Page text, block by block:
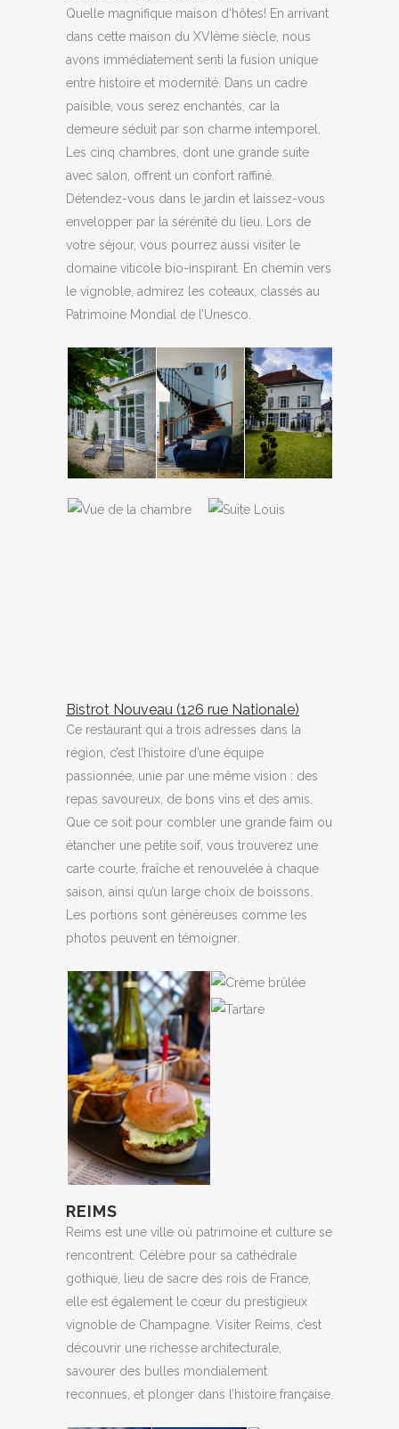
Quelle magnifique maison d’hôtes! En arrivant
dans cette maison du XVIème siècle, nous
avons immédiatement senti la fusion unique
entre histoire et modernité. Dans un cadre
paisible, vous serez enchantés, car la
demeure séduit par son charme intemporel.
Les cinq chambres, dont une grande suite
avec salon, offrent un confort raffiné.
Détendez-vous dans le jardin et laissez-vous
envelopper par la sérénité du lieu. Lors de
votre séjour, vous pourrez aussi visiter le
domaine viticole bio-inspirant. En chemin vers
le vignoble, admirez les coteaux, classés au
Patrimoine Mondial de l’Unesco.
Bistrot Nouveau (126 rue Nationale)
Ce restaurant qui a trois adresses dans la
région, c’est l’histoire d’une équipe
passionnée, unie par une même vision : des
repas savoureux, de bons vins et des amis.
Que ce soit pour combler une grande faim ou
étancher une petite soif, vous trouverez une
carte courte, fraîche et renouvelée à chaque
saison, ainsi qu’un large choix de boissons.
Les portions sont généreuses comme les
photos peuvent en témoigner.
REIMS
Reims est une ville où patrimoine et culture se
rencontrent. Célèbre pour sa cathédrale
gothique, lieu de sacre des rois de France,
elle est également le cœur du prestigieux
vignoble de Champagne. Visiter Reims, c’est
découvrir une richesse architecturale,
savourer des bulles mondialement
reconnues, et plonger dans l’histoire française.